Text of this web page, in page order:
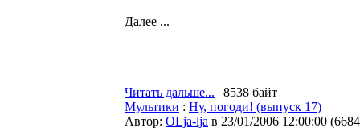
Далее ...
Читать дальше... | 8538 байт
Мультики : Ну, погоди! (выпуск 17)
Автор: OLja-lja в 23/01/2006 12:00:00 (